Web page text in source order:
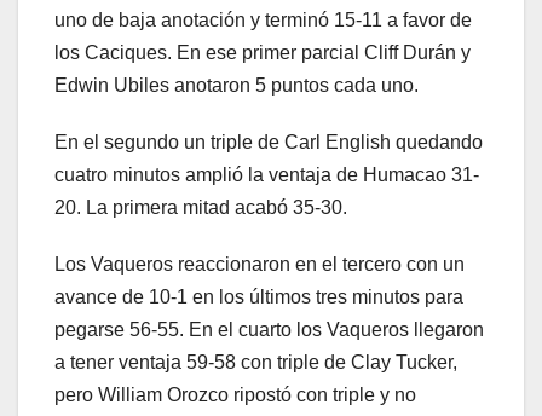
uno de baja anotación y terminó 15-11 a favor de
los Caciques. En ese primer parcial Cliff Durán y
Edwin Ubiles anotaron 5 puntos cada uno.
En el segundo un triple de Carl English quedando
cuatro minutos amplió la ventaja de Humacao 31-
20. La primera mitad acabó 35-30.
Los Vaqueros reaccionaron en el tercero con un
avance de 10-1 en los últimos tres minutos para
pegarse 56-55. En el cuarto los Vaqueros llegaron
a tener ventaja 59-58 con triple de Clay Tucker,
pero William Orozco ripostó con triple y no